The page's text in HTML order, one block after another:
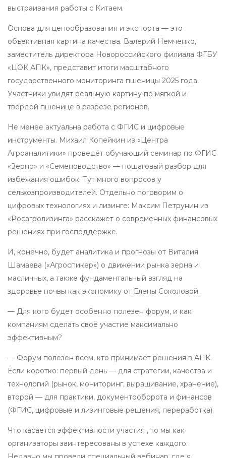
выстраивания работы с Китаем.
Основа для ценообразования и экспорта — это
объективная картина качества. Валерий Немченко,
заместитель директора Новороссийского филиала ФГБУ
«ЦОК АПК», представит итоги масштабного
государственного мониторинга пшеницы 2025 года.
Участники увидят реальную картину по мягкой и
твёрдой пшенице в разрезе регионов.
Не менее актуальна работа с ФГИС и цифровые
инструменты. Михаил Копейкин из «Центра
Агроаналитики» проведёт обучающий семинар по ФГИС
«Зерно» и «Семеноводство» — пошаговый разбор для
избежания ошибок. Тут много вопросов у
сельхозпроизводителей. Отдельно поговорим о
цифровых технологиях и лизинге: Максим Петрунин из
«Росагролизинга» расскажет о современных финансовых
решениях при господдержке.
И, конечно, будет аналитика и прогнозы от Виталия
Шамаева («Агроспикер») о движении рынка зерна и
масличных, а также фундаментальный взгляд на
здоровье почвы как экономику от Елены Соколовой.
— Для кого будет особенно полезен форум, и как
компаниям сделать своё участие максимально
эффективным?
— Форум полезен всем, кто принимает решения в АПК.
Если коротко: первый день — для стратегии, качества и
технологий (рынок, мониторинг, выращивание, хранение),
второй — для практики, документооборота и финансов
(ФГИС, цифровые и лизинговые решения, переработка).
Что касается эффективности участия , то мы как
организаторы заинтересованы в успехе каждого.